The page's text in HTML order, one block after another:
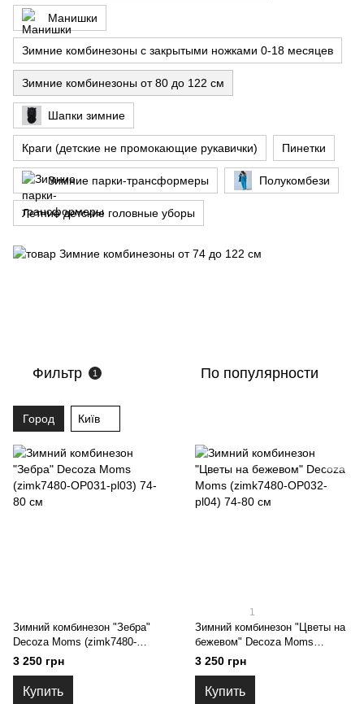
Манишки
Зимние комбинезоны с закрытыми ножками 0-18 месяцев
Зимние комбинезоны от 80 до 122 см
Шапки зимние
Краги (детские не промокающие рукавички) Пинетки
Зимние парки-трансформеры Полукомбези
Летние детские головные уборы
Фильтр 1 По популярности
Город Київ
Зимний комбинезон "Зебра"
Decoza Moms (zimk7480-
OP031-pl03) 74-80 см
3 250 грн
Купить
1
Зимний комбинезон "Цветы на
бежевом" Decoza Moms
(zimk7480-OP032-pl04) 74-80 см
3 250 грн
Купить